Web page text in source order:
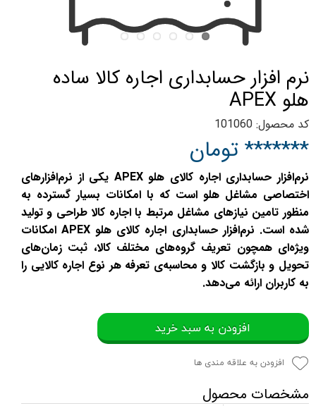
نرم افزار حسابداری اجاره کالا ساده
هلو APEX
کد محصول: 101060
******* تومان
نرم‌افزار حسابداری اجاره کالای هلو APEX یکی از نرم‌افزارهای
اختصاصی مشاغل هلو است که با امکانات بسیار گسترده به
منظور تامین نیازهای مشاغل مرتبط با اجاره کالا طراحی و تولید
شده است. نرم‌افزار حسابداری اجاره کالای هلو APEX امکانات
ویژه‌ای همچون تعریف گروه‌های مختلف کالا، ثبت زمان‌های
تحویل و بازگشت کالا و محاسبه‌ی تعرفه هر نوع اجاره کالایی را
به کاربران ارائه می‌دهد.
افزودن به سبد خرید
افزودن به علاقه مندی ها
مشخصات محصول